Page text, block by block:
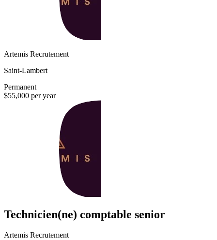
Artemis Recrutement
Saint-Lambert
Permanent
$55,000 per year
Technicien(ne) comptable senior
Artemis Recrutement